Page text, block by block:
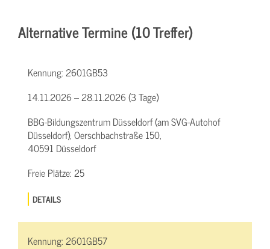
Alternative Termine (10 Treffer)
Kennung:2601GB53
14.11.2026 – 28.11.2026 (3 Tage)
BBG-Bildungszentrum Düsseldorf (am SVG-Autohof
Düsseldorf), Oerschbachstraße 150,
40591 Düsseldorf
Freie Plätze:25
DETAILS
Kennung:2601GB57